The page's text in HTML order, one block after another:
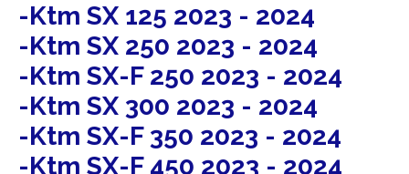
-Ktm SX 125 2023 - 2024
-Ktm SX 250 2023 - 2024
-Ktm SX-F 250 2023 - 2024
-Ktm SX 300 2023 - 2024
-Ktm SX-F 350 2023 - 2024
-Ktm SX-F 450 2023 - 2024